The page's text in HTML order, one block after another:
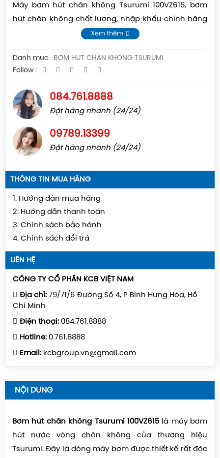
Máy bơm hút chân không Tsurumi 100VZ615, bơm
hút chân không chất lượng, nhập khẩu chính hãng
Tsurumi -JaPan, giá cạnh tranh, liên hệ: 084.761.8888
Xem thêm
Danh mục
BƠM HÚT CHÂN KHÔNG TSURUMI
Follow :
084.761.8888
Đặt hàng nhanh (24/24)
09789.13399
Đặt hàng nhanh (24/24)
THÔNG TIN MUA HÀNG
1. Hướng dẫn mua hàng
2. Hướng dẫn thanh toán
3. Chính sách bảo hành
4. Chính sách đổi trả
LIÊN HỆ
CÔNG TY CỔ PHẦN KCB VIỆT NAM
Địa chỉ: 79/71/6 Đường Số 4, P Bình Hưng Hòa, Hồ
Chí Minh
Điện thoại: 084.761.8888
Hotline: 0.761.8888
Email: kcbgroup.vn@gmail.com
NỘI DUNG
Bơm hút chân không Tsurumi 100VZ615là máy bơm
hút nước vòng chân không của thương hiệu
Tsurumi. Đây là dòng máy bơm được thiết kế rất đặc